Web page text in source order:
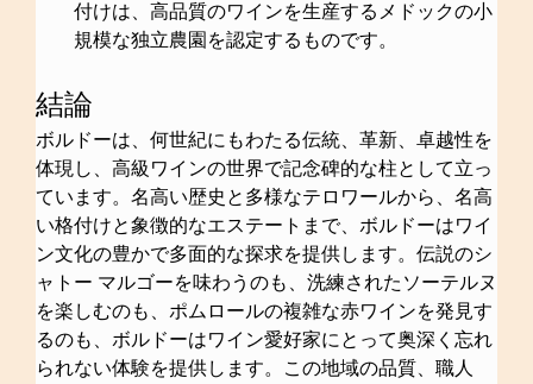
付けは、高品質のワインを生産するメドックの小
規模な独立農園を認定するものです。
結論
ボルドーは、何世紀にもわたる伝統、革新、卓越性を
体現し、高級ワインの世界で記念碑的な柱として立っ
ています。名高い歴史と多様なテロワールから、名高
い格付けと象徴的なエステートまで、ボルドーはワイ
ン文化の豊かで多面的な探求を提供します。伝説のシ
ャトー マルゴーを味わうのも、洗練されたソーテルヌ
を楽しむのも、ポムロールの複雑な赤ワインを発見す
るのも、ボルドーはワイン愛好家にとって奥深く忘れ
られない体験を提供します。この地域の品質、職人